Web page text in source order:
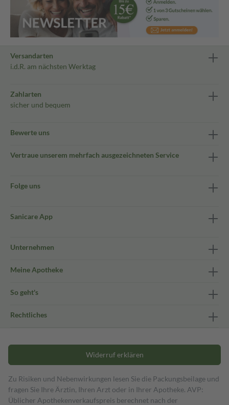
Versandarten
i.d.R. am nächsten Werktag
Zahlarten
sicher und bequem
Bewerte uns
Vertraue unserem mehrfach ausgezeichneten Service
Folge uns
Sanicare App
Unternehmen
Meine Apotheke
So geht's
Rechtliches
Widerruf erklären
Zu Risiken und Nebenwirkungen lesen Sie die Packungsbeilage und
fragen Sie Ihre Ärztin, Ihren Arzt oder in Ihrer Apotheke. AVP:
Üblicher Apothekenverkaufspreis berechnet nach der